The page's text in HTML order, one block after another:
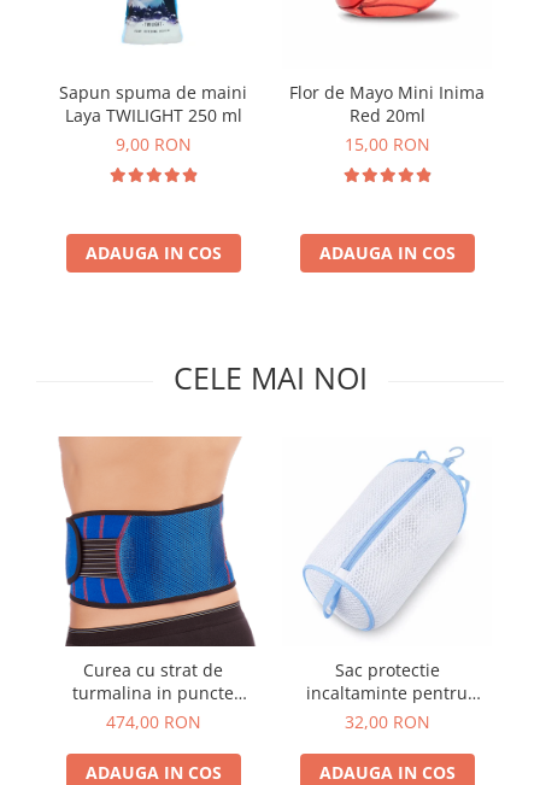
Absorbanti de Umiditate & Rezerve
Bioactivatori & Tratamente Fose
Solutii curatare mobila
Vopsea Par
Ingrijire Par
Ingrijire corp
Ingrijire Urechi
Igiena Orala
Make-up
Fond de ten
Rujuri
Plasturi
Produse incontinenta
Sampon
Sare de baie
Servetele Umede
Sapun spuma de maini
Laya TWILIGHT 250 ml
9,00 RON
ADAUGA IN COS
Flor de Mayo Mini Inima
Red 20ml
15,00 RON
ADAUGA IN COS
CELE MAI NOI
Curea cu strat de
turmalina in puncte
TianDe
474,00 RON
ADAUGA IN COS
Sac protectie
incaltaminte pentru
masina de spalat di
32,00 RON
ADAUGA IN COS